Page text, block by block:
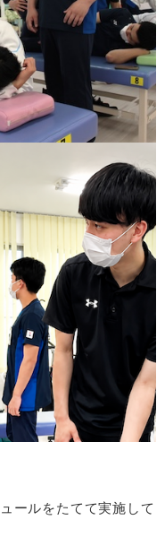
ールをたてて実施して